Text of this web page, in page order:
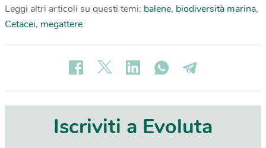
Leggi altri articoli su questi temi: balene, biodiversità marina,
Cetacei, megattere
Iscriviti a Evoluta